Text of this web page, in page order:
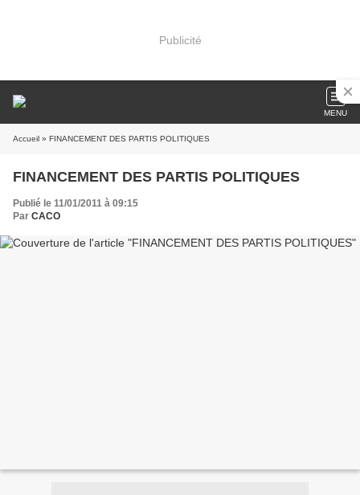
Publicité
MENU
Accueil » FINANCEMENT DES PARTIS POLITIQUES
FINANCEMENT DES PARTIS POLITIQUES
Publié le 11/01/2011 à 09:15
Par CACO